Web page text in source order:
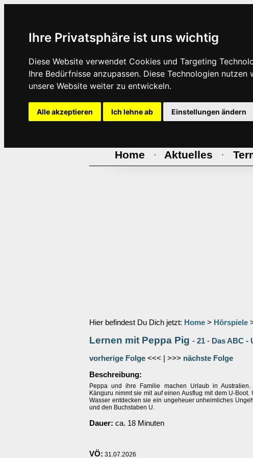
Ihre Privatsphäre ist uns wichtig
Diese Website verwendet Cookies und Targeting
Ihre Bedürfnisse anzupassen. Diese Technologien
unsere Website weiter zu entwickeln.
Alle akzeptieren Ich lehne ab Einstellungen ändern
Home · Aktuelles ·
Hier befindest Du Dich jetzt: Home > Hörspiele
Lernen mit Peppa Pig - 21 - Das ABC -
vorherige Folge <<< | >>> nächste Folge
Beschreibung:
Peppa und ihre Familie machen Urlaub in Australien.
Känguru nimmt sie mit auf einen Ausflug mit dem U-Boot.
Wasser entdecken sie ein ungeheuer unheimliches
und den Buchstaben U.
Dauer: ca. 18 Minuten
VÖ: 31.07.2026